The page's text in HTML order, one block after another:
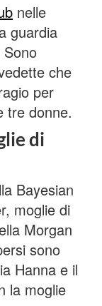
nelle
guardia
che
per
tre donne.
di
Bayesian
moglie di
Morgan
sono
Hanna e il
la moglie